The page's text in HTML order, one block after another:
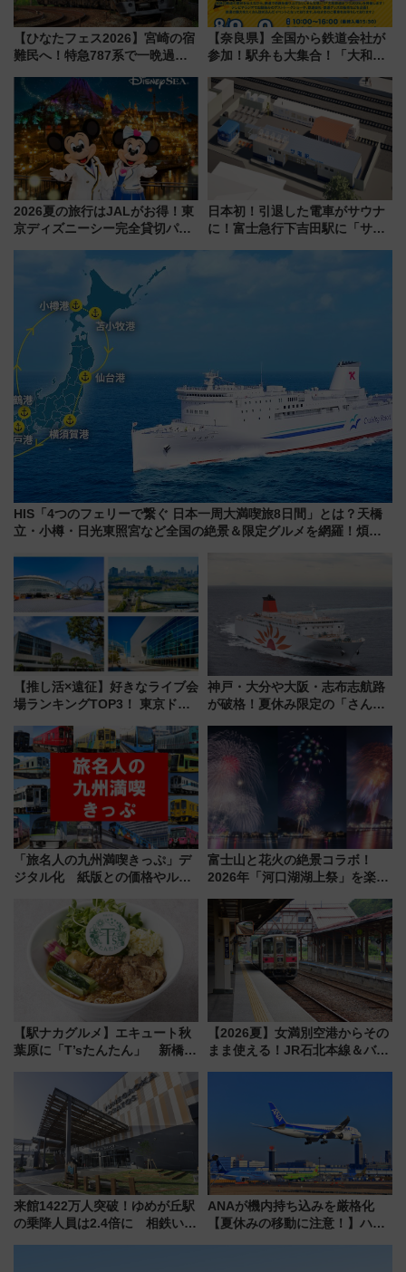
【ひなたフェス2026】宮崎の宿
難民へ！特急787系で一晩過ご
ローおひさま」が救世主に？
【奈良県】全国から鉄道会社が
参加！駅弁も大集合！「大和鉄
に開催決定
2026夏の旅行はJALがお得！東
京ディズニーシー完全貸切パー
ーン始まる 条件は「夏の国内
線に2回搭乗」
日本初！引退した電車がサウナ
に！富士急行下吉田駅に「サ電
業 行き交う電車の音や振動を
HIS「4つのフェリーで繋ぐ 日本一周大満喫旅8日間」とは？天橋
立・小樽・日光東照宮など全国の絶景＆限定グルメを網羅！煩雑
【推し活×遠征】好きなライブ会
場ランキングTOP3！ 東京ドー
由と交通アクセス術、ライブ会
場に何を求める？
神戸・大分や大阪・志布志航路
が破格！夏休み限定の「さんふ
ート 夕朝食ビュッフェ付きで
快適な船旅はいかが？
「旅名人の九州満喫きっぷ」デ
ジタル化 紙版との価格やルー
富士山と花火の絶景コラボ！
2026年「河口湖湖上祭」を楽し
【駅ナカグルメ】エキュート秋
葉原に「T’sたんたん」 新橋に
饅」、オムライス専門店「肉と
たまご」新グルメ続々登場！
【2026年8月】
【2026夏】女満別空港からその
まま使える！JR石北本線＆バス
（8/3発売）
来館1422万人突破！ゆめが丘駅
の乗降人員は2.4倍に 相鉄いず
ANAが機内持ち込みを厳格化
【夏休みの移動に注意！】ハン